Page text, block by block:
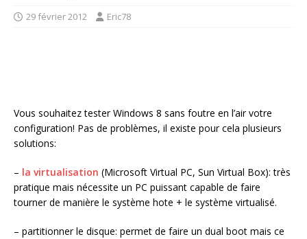
29 février 2012 Eric78
Vous souhaitez tester Windows 8 sans foutre en l’air votre
configuration! Pas de problèmes, il existe pour cela plusieurs
solutions:
– la virtualisation (Microsoft Virtual PC, Sun Virtual Box): très
pratique mais nécessite un PC puissant capable de faire
tourner de manière le système hote + le système virtualisé.
– partitionner le disque: permet de faire un dual boot mais ce